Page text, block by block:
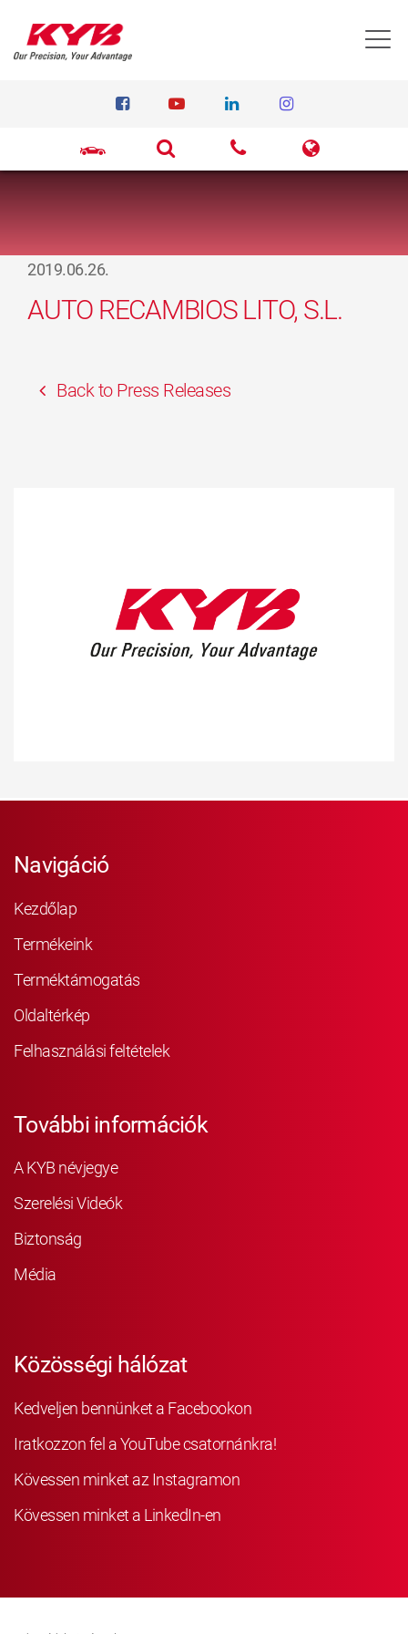
2019.06.26.
AUTO RECAMBIOS LITO, S.L.
Back to Press Releases
Navigáció
Kezdőlap
Termékeink
Terméktámogatás
Oldaltérkép
Felhasználási feltételek
További információk
A KYB névjegye
Szerelési Videók
Biztonság
Média
Közösségi hálózat
Kedveljen bennünket a Facebookon
Iratkozzon fel a YouTube csatornánkra!
Kövessen minket az Instagramon
Kövessen minket a LinkedIn-en